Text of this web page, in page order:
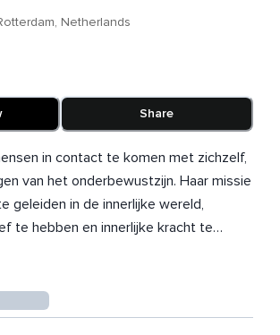
Netherlands
Share
in contact te komen met zichzelf,
van het onderbewustzijn. Haar missie
geleiden in de innerlijke wereld,
te hebben en innerlijke kracht te
begeleid door meditaties, cursussen,
en coaching. Haar
worden dagelijks door duizenden